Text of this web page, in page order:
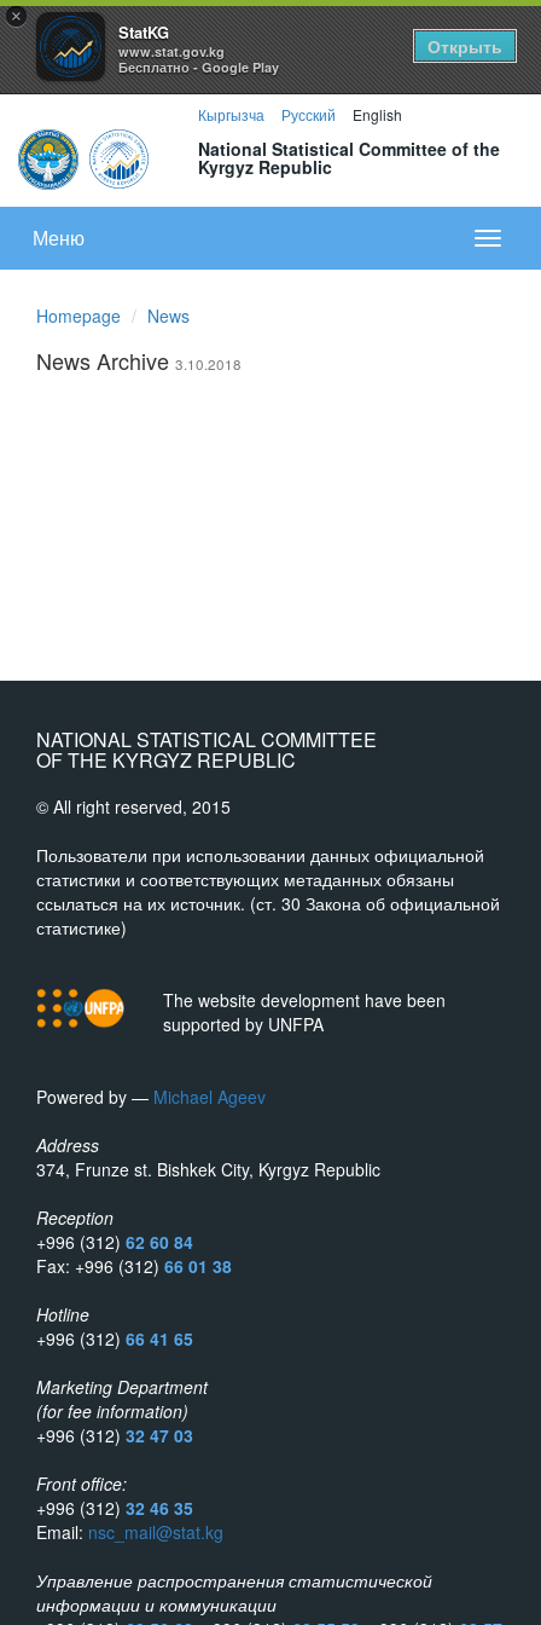
×
StatKG
www.stat.gov.kg
Бесплатно - Google Play
Открыть
Кыргызча Русский English
National Statistical Committee of the
Kyrgyz Republic
меню
Меню
Homepage News
News Archive 3.10.2018
NATIONAL STATISTICAL COMMITTEE
OF THE KYRGYZ REPUBLIC
© All right reserved, 2015
Пользователи при использовании данных официальной
статистики и соответствующих метаданных обязаны
ссылаться на их источник. (ст. 30 Закона об официальной
статистике)
The website development have been
supported by UNFPA
Powered by — Michael Ageev
Address
374, Frunze st. Bishkek City, Kyrgyz Republic
Reception
+996 (312) 62 60 84
Fax: +996 (312) 66 01 38
Hotline
+996 (312) 66 41 65
Marketing Department
(for fee information)
+996 (312) 32 47 03
Front office:
+996 (312) 32 46 35
Email: nsc_mail@stat.kg
Управление распространения статистической
информации и коммуникации